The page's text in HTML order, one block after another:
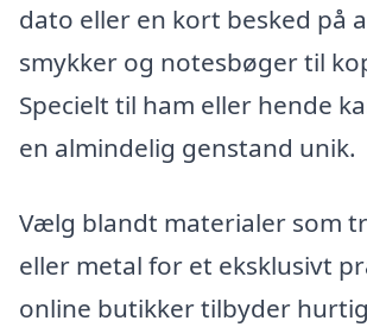
dato eller en kort besked på
smykker og notesbøger til
Specielt til ham eller hende
en almindelig genstand unik.
Vælg blandt materialer som
eller metal for et eksklusivt
online butikker tilbyder